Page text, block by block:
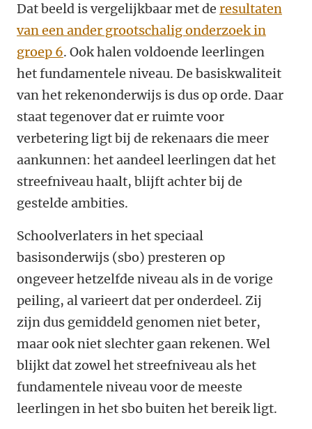
Dat beeld is vergelijkbaar met de resultaten
van een ander grootschalig onderzoek in
groep 6. Ook halen voldoende leerlingen
het fundamentele niveau. De basiskwaliteit
van het rekenonderwijs is dus op orde. Daar
staat tegenover dat er ruimte voor
verbetering ligt bij de rekenaars die meer
aankunnen: het aandeel leerlingen dat het
streefniveau haalt, blijft achter bij de
gestelde ambities.
Schoolverlaters in het speciaal
basisonderwijs (sbo) presteren op
ongeveer hetzelfde niveau als in de vorige
peiling, al varieert dat per onderdeel. Zij
zijn dus gemiddeld genomen niet beter,
maar ook niet slechter gaan rekenen. Wel
blijkt dat zowel het streefniveau als het
fundamentele niveau voor de meeste
leerlingen in het sbo buiten het bereik ligt.